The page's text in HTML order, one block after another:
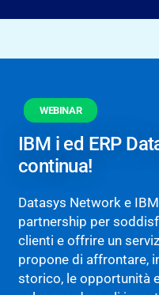
WEBINAR
IBM i ed ERP
continua!
Datasys Network e
partnership per
clienti e offrire un
propone di affrontare,
storico, le opportunità